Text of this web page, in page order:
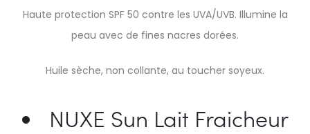
Haute protection SPF 50 contre les UVA/UVB. Illumine la
peau avec de fines nacres dorées.
Huile sèche, non collante, au toucher soyeux.
NUXE Sun Lait Fraicheur